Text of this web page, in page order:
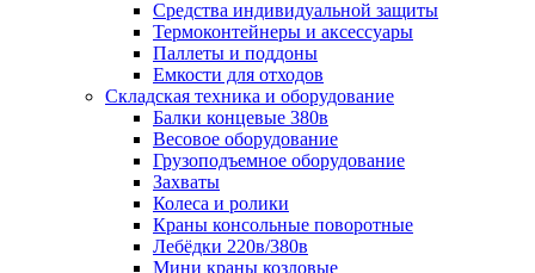
Средства индивидуальной защиты
Термоконтейнеры и аксессуары
Паллеты и поддоны
Емкости для отходов
Складская техника и оборудование
Балки концевые 380в
Весовое оборудование
Грузоподъемное оборудование
Захваты
Колеса и ролики
Краны консольные поворотные
Лебёдки 220в/380в
Мини краны козловые